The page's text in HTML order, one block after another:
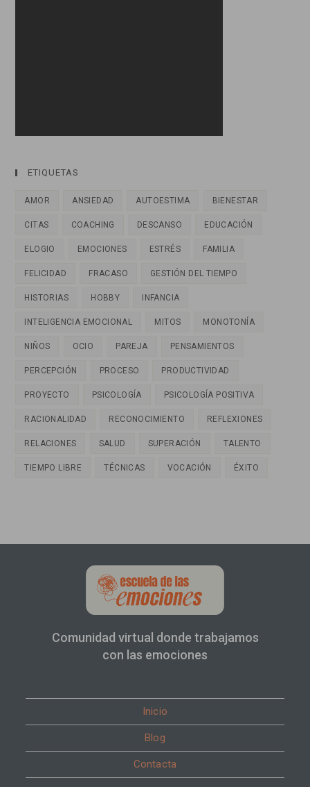
ETIQUETAS
AMOR ANSIEDAD AUTOESTIMA BIENESTAR
CITAS COACHING DESCANSO EDUCACIÓN
ELOGIO EMOCIONES ESTRÉS FAMILIA
FELICIDAD FRACASO GESTIÓN DEL TIEMPO
HISTORIAS HOBBY INFANCIA
INTELIGENCIA EMOCIONAL MITOS MONOTONÍA
NIÑOS OCIO PAREJA PENSAMIENTOS
PERCEPCIÓN PROCESO PRODUCTIVIDAD
PROYECTO PSICOLOGÍA PSICOLOGÍA POSITIVA
RACIONALIDAD RECONOCIMIENTO REFLEXIONES
RELACIONES SALUD SUPERACIÓN TALENTO
TIEMPO LIBRE TÉCNICAS VOCACIÓN ÉXITO
Comunidad virtual donde trabajamos
con las emociones
Inicio
Blog
Contacta